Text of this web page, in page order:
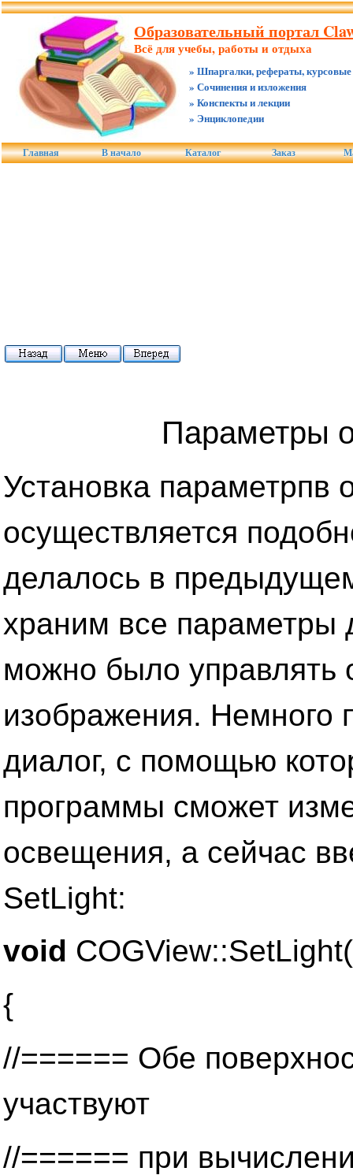
Образовательный портал
Всё для учебы, работы и отдыха
» Шпаргалки, рефераты, курсовые
» Сочинения и изложения
» Конспекты и лекции
» Энциклопедии
Главная В начало Каталог Заказ
Параметры
Установка параметрпв
осуществляется
делалось в
храним все параметры
можно было управлять
изображения. Немного
диалог, с помощью
программы сможет
освещения, а сейчас
SetLight:
void
{
//====== Обе
участвуют
//====== при